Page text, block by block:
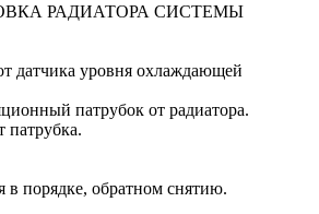
РАДИАТОРА СИСТЕМЫ
датчика уровня охлаждающей
патрубок от радиатора.
патрубка.
в порядке, обратном снятию.